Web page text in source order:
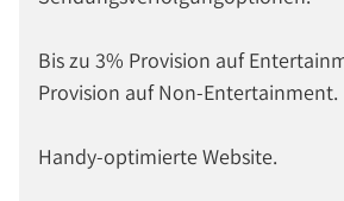
Bis zu 3% Provision auf
Provision auf Non-Entertainment.
Handy-optimierte Website.